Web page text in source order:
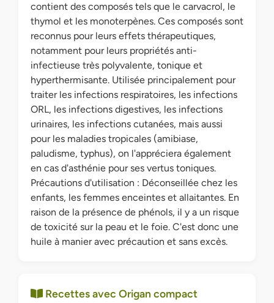
contient des composés tels que le carvacrol, le
thymol et les monoterpènes. Ces composés sont
reconnus pour leurs effets thérapeutiques,
notamment pour leurs propriétés anti-
infectieuse très polyvalente, tonique et
hyperthermisante. Utilisée principalement pour
traiter les infections respiratoires, les infections
ORL, les infections digestives, les infections
urinaires, les infections cutanées, mais aussi
pour les maladies tropicales (amibiase,
paludisme, typhus), on l'appréciera également
en cas d'asthénie pour ses vertus toniques.
Précautions d'utilisation : Déconseillée chez les
enfants, les femmes enceintes et allaitantes. En
raison de la présence de phénols, il y a un risque
de toxicité sur la peau et le foie. C'est donc une
huile à manier avec précaution et sans excès.
Recettes avec Origan compact